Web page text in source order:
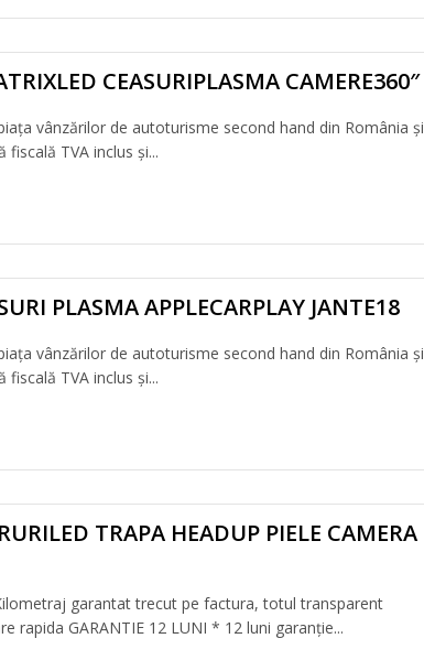
CEASURIPLASMA CAMERE360″
vânzărilor de autoturisme second hand din România și
TVA inclus și...
PLASMA APPLECARPLAY JANTE18
vânzărilor de autoturisme second hand din România și
TVA inclus și...
TRAPA HEADUP PIELE CAMERA
garantat trecut pe factura, totul transparent
rapida GARANTIE 12 LUNI * 12 luni garanție...